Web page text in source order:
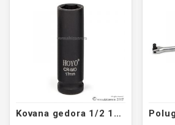
Kovana gedora 1/2 17mm